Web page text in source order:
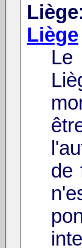
Liège
Liège
Le
de